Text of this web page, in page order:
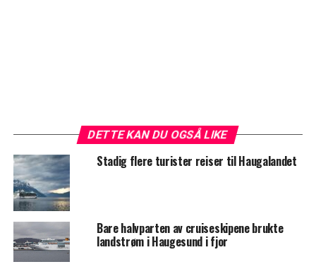
DETTE KAN DU OGSÅ LIKE
Stadig flere turister reiser til Haugalandet
Bare halvparten av cruiseskipene brukte
landstrøm i Haugesund i fjor